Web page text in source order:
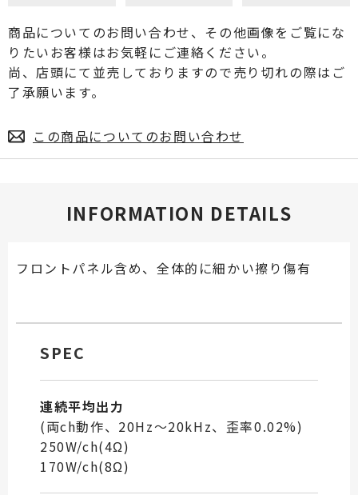
商品についてのお問い合わせ、その他画像をご覧にな
りたいお客様はお気軽にご連絡ください。
尚、店頭にて並売しておりますので売り切れの際はご
了承願います。
この商品についてのお問い合わせ
INFORMATION DETAILS
フロントパネル含め、全体的に細かい擦り傷有
SPEC
連続平均出力
(両ch動作、20Hz～20kHz、歪率0.02%)
250W/ch(4Ω)
170W/ch(8Ω)